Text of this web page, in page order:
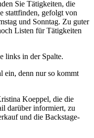
Sie Tätigkeiten, die
stattfinden, gefolgt von
und Sonntag. Zu guter
Listen für Tätigkeiten
links in der Spalte.
ein, denn nur so kommt
Koeppel, die die
darüber informiert, zu
und die Backstage-